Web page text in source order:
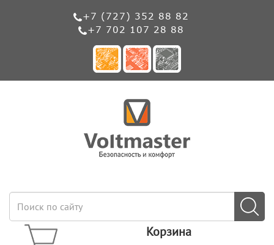
+7 (727) 352 88 82
+7 702 107 28 88
Корзина